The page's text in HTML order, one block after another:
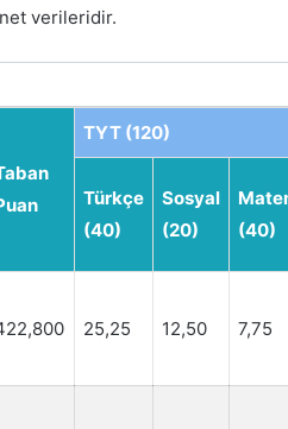
verileridir.
TYT (120)
Türkçe
(40)
Sosyal
(20)
(40)
25,25 12,50 7,75